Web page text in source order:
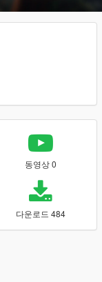
동영상 0
다운로드 484